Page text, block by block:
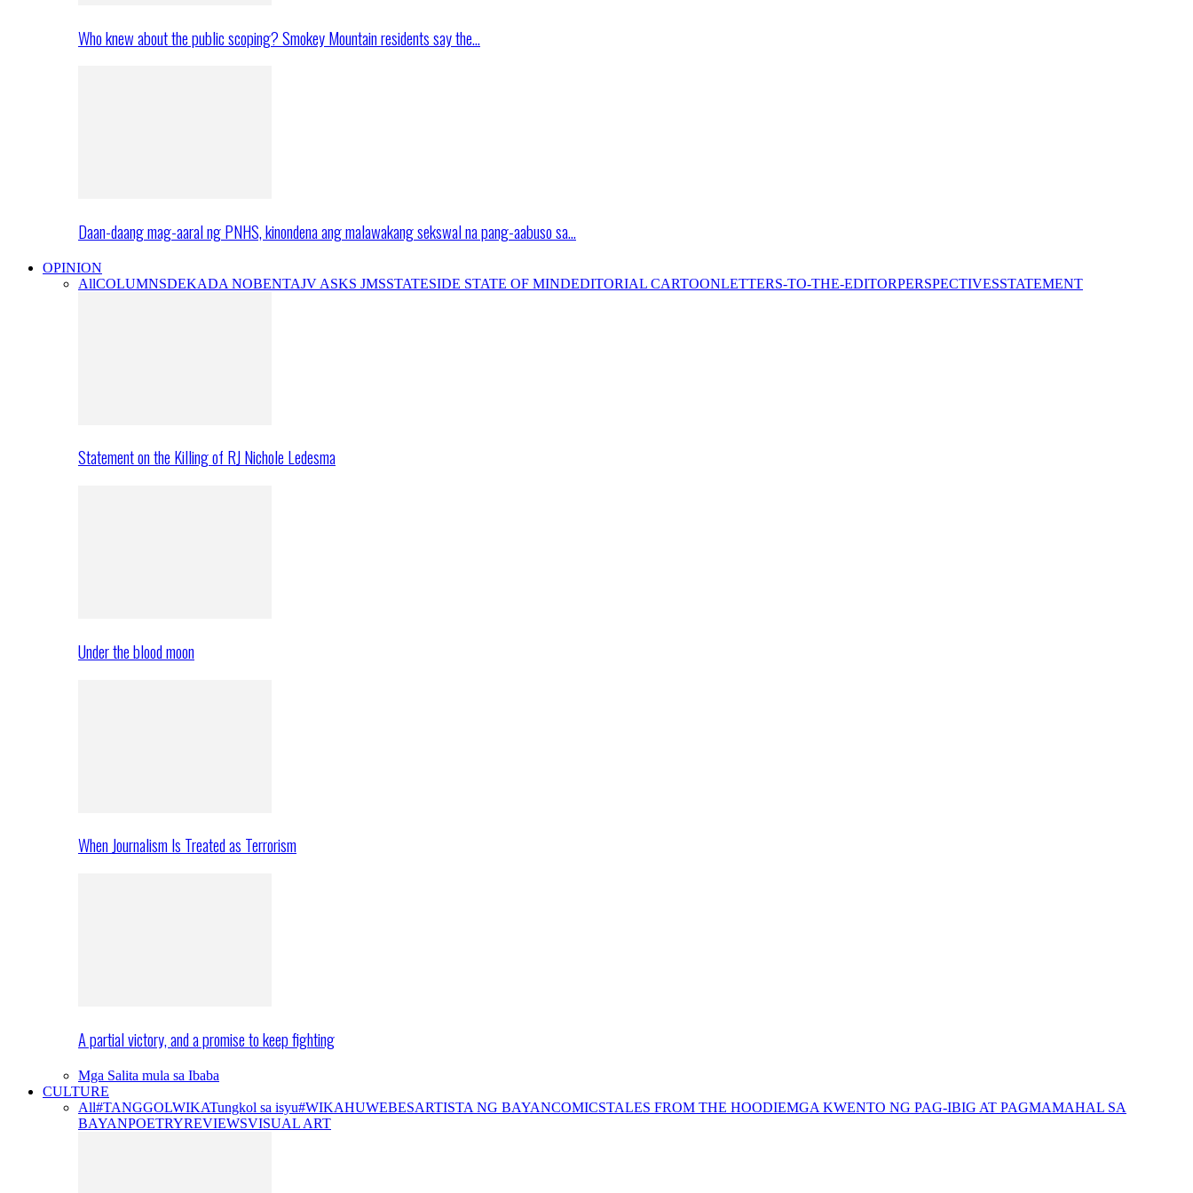
Who knew about the public scoping? Smokey Mountain residents say the…
Daan-daang mag-aaral ng PNHS, kinondena ang malawakang sekswal na pang-aabuso sa…
OPINION
AllCOLUMNSDEKADA NOBENTAJV ASKS JMSSTATESIDE STATE OF MINDEDITORIAL CARTOONLETTERS-TO-THE-EDITORPERSPECTIVESSTATEMENT
Statement on the Killing of RJ Nichole Ledesma
Under the blood moon
When Journalism Is Treated as Terrorism
A partial victory, and a promise to keep fighting
Mga Salita mula sa Ibaba
CULTURE
All#TANGGOLWIKATungkol sa isyu#WIKAHUWEBESARTISTA NG BAYANCOMICSTALES FROM THE HOODIEMGA KWENTO NG PAG-IBIG AT PAGMAMAHAL SA
BAYANPOETRYREVIEWSVISUAL ART